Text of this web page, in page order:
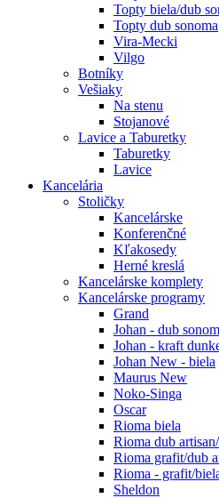
Topty biela/dub
Topty dub sonoma
Vira-Mecki
Vilgo
Botníky
Vešiaky
Na stenu
Stojanové
Lavice a Taburetky
Taburetky
Lavice
Kancelária
Stoličky
Kancelárske
Konferenčné
Kľakosedy
Herné kreslá
Kancelárske komplety
Kancelárske programy
Grand
Johan - dub
Johan - kraft
Johan New - biela
Maurus New
Noko-Singa
Oscar
Rioma biela
Rioma dub
Rioma grafit/dub
Rioma - grafit/
Sheldon